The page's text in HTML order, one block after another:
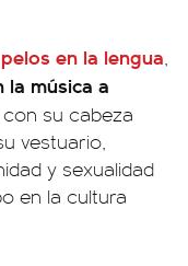
en la lengua,
la música a
con su cabeza
vestuario,
y sexualidad
en la cultura